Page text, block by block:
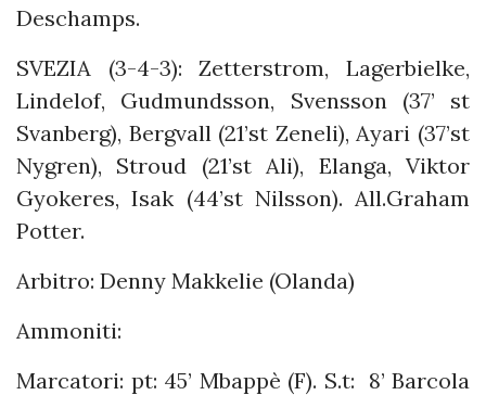
Deschamps.
SVEZIA (3-4-3): Zetterstrom, Lagerbielke,
Lindelof, Gudmundsson, Svensson (37’ st
Svanberg), Bergvall (21’st Zeneli), Ayari (37’st
Nygren), Stroud (21’st Ali), Elanga, Viktor
Gyokeres, Isak (44’st Nilsson). All.Graham
Potter.
Arbitro: Denny Makkelie (Olanda)
Ammoniti:
Marcatori: pt: 45’ Mbappè (F). S.t: 8’ Barcola